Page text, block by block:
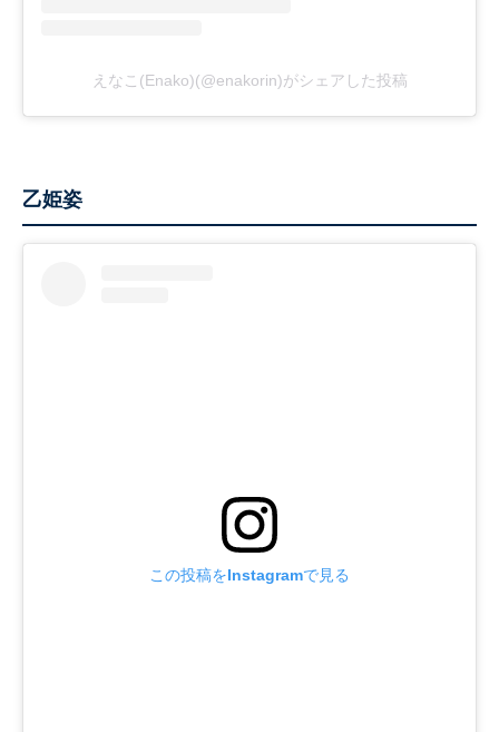
えなこ(Enako)(@enakorin)がシェアした投稿
乙姫姿
この投稿をInstagramで見る